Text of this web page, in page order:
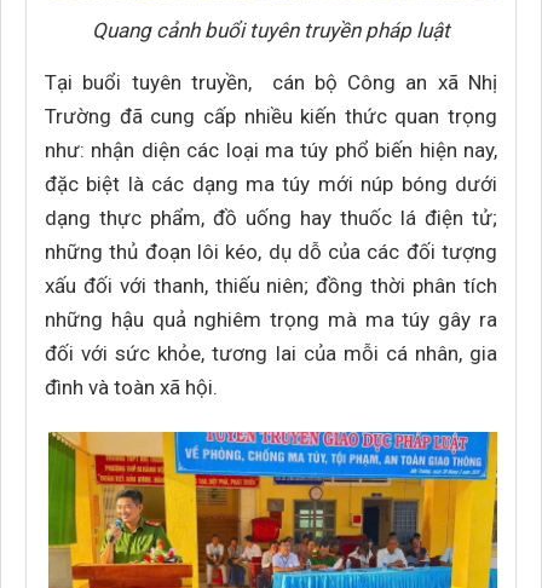
Quang cảnh buổi tuyên truyền pháp luật
Tại buổi tuyên truyền, cán bộ Công an xã Nhị
Trường đã cung cấp nhiều kiến thức quan trọng
như: nhận diện các loại ma túy phổ biến hiện nay,
đặc biệt là các dạng ma túy mới núp bóng dưới
dạng thực phẩm, đồ uống hay thuốc lá điện tử;
những thủ đoạn lôi kéo, dụ dỗ của các đối tượng
xấu đối với thanh, thiếu niên; đồng thời phân tích
những hậu quả nghiêm trọng mà ma túy gây ra
đối với sức khỏe, tương lai của mỗi cá nhân, gia
đình và toàn xã hội.